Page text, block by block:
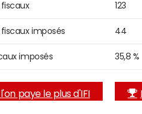
123
imposés 44
imposés 35,8 %
l'on paye le plus d'IFI